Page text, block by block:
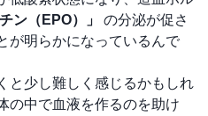
ン（EPO）」
の分泌が促さ
が明らかになっているんで
と少し難しく感じるかもしれ
の中で血液を作るのを助け